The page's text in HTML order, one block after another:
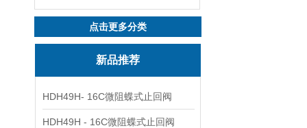
点击更多分类
新品推荐
HDH49H- 16C微阻蝶式止回阀
HDH49H - 16C微阻蝶式止回阀